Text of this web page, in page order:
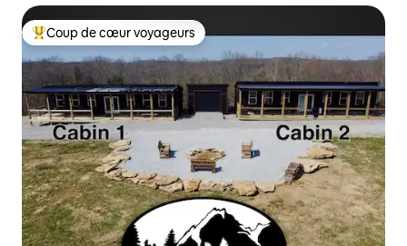
Coups de cœur voyageurs les plus appréciés
Coup de cœur voyageurs